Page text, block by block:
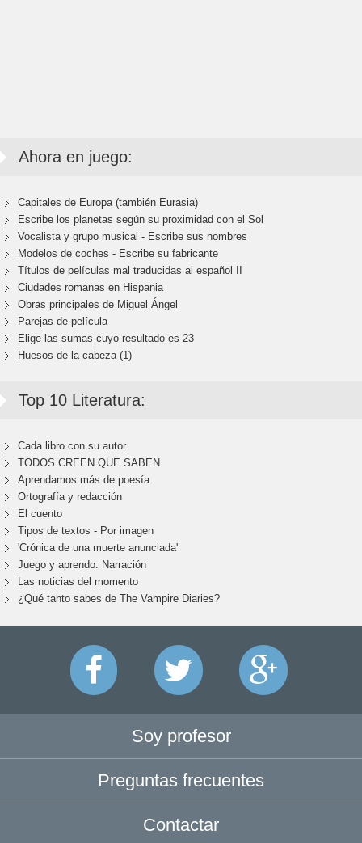
Ahora en juego:
Capitales de Europa (también Eurasia)
Escribe los planetas según su proximidad con el Sol
Vocalista y grupo musical - Escribe sus nombres
Modelos de coches - Escribe su fabricante
Títulos de películas mal traducidas al español II
Ciudades romanas en Hispania
Obras principales de Miguel Ángel
Parejas de película
Elige las sumas cuyo resultado es 23
Huesos de la cabeza (1)
Top 10 Literatura:
Cada libro con su autor
TODOS CREEN QUE SABEN
Aprendamos más de poesía
Ortografía y redacción
El cuento
Tipos de textos - Por imagen
'Crónica de una muerte anunciada'
Juego y aprendo: Narración
Las noticias del momento
¿Qué tanto sabes de The Vampire Diaries?
Soy profesor
Preguntas frecuentes
Contactar